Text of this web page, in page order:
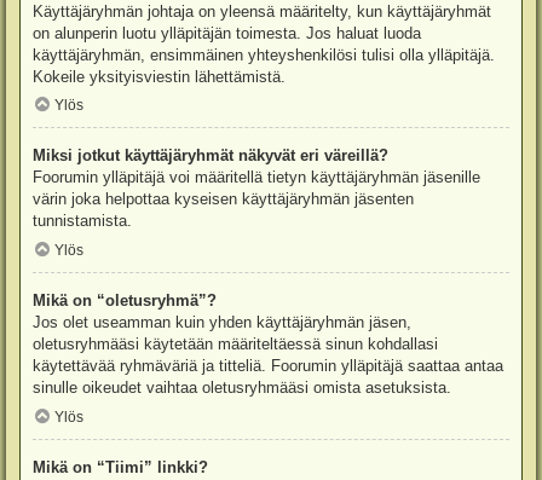
Käyttäjäryhmän johtaja on yleensä määritelty, kun käyttäjäryhmät
on alunperin luotu ylläpitäjän toimesta. Jos haluat luoda
käyttäjäryhmän, ensimmäinen yhteyshenkilösi tulisi olla ylläpitäjä.
Kokeile yksityisviestin lähettämistä.
Ylös
Miksi jotkut käyttäjäryhmät näkyvät eri väreillä?
Foorumin ylläpitäjä voi määritellä tietyn käyttäjäryhmän jäsenille
värin joka helpottaa kyseisen käyttäjäryhmän jäsenten
tunnistamista.
Ylös
Mikä on “oletusryhmä”?
Jos olet useamman kuin yhden käyttäjäryhmän jäsen,
oletusryhmääsi käytetään määriteltäessä sinun kohdallasi
käytettävää ryhmäväriä ja titteliä. Foorumin ylläpitäjä saattaa antaa
sinulle oikeudet vaihtaa oletusryhmääsi omista asetuksista.
Ylös
Mikä on “Tiimi” linkki?